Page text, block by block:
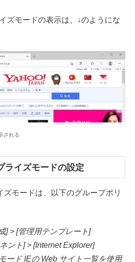
ズモードの表示は、↓のようにな
される
ライズモードの設定
ズモードは、以下のグループポリ
] > [管理用テンプレート]
ント] > [Internet Explorer]
ード IEの Web サイト一覧を使用